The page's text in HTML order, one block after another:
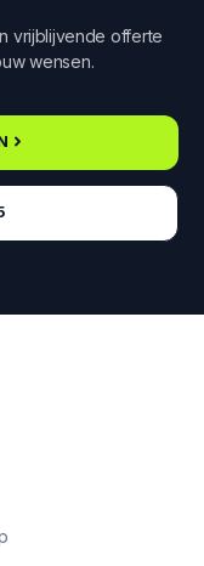
vrijblijvende offerte
wensen.